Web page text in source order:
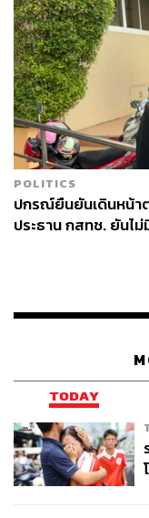
POLITICS
ปกรณ์ยืนยันเดินหน้า
ประธาน กสทช. ยันไ
TODAY